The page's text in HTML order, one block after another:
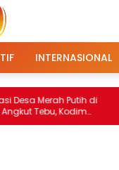
INTERNASIONAL
Putih di
Kodim